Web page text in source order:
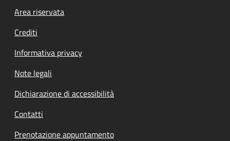
Footer menu
Area riservata
Crediti
Informativa privacy
Note legali
Dichiarazione di accessibilità
Contatti
Prenotazione appuntamento